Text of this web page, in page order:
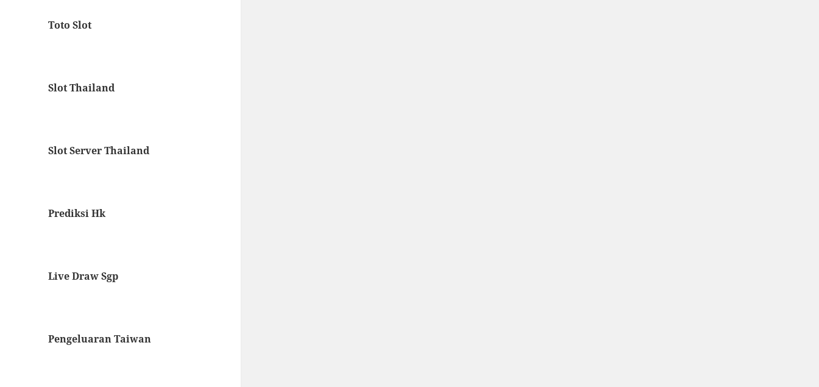
Toto Slot
Slot Thailand
Slot Server Thailand
Prediksi Hk
Live Draw Sgp
Pengeluaran Taiwan